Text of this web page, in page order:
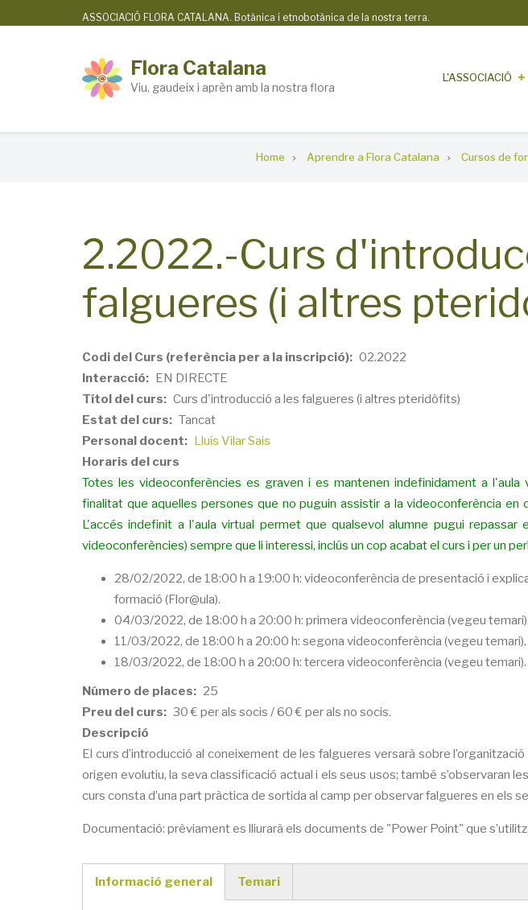
ASSOCIACIÓ FLORA CATALANA. Botànica i etnobotànica de la nostra terra.
Flora Catalana
Viu, gaudeix i aprèn amb la nostra flora
L'ASSOCIACIÓ
Home Aprendre a Flora Catalana Cursos de
2.2022.-Curs
falgueres (i altres
Codi del Curs (referència per a la inscripció)
02.2022
Interacció
EN DIRECTE
Títol del curs
Curs d'introducció a les falgueres (i altres pteridòfits)
Estat del curs
Tancat
Personal docent
Lluís Vilar Sais
Horaris del curs
Totes les videoconferències es graven i es mantenen indefinidament a l'aula
finalitat que aquelles persones que no puguin assistir a la videoconferència
L'accés indefinit a l'aula virtual permet que qualsevol alumne pugui
videoconferències) sempre que li interessi, inclús un cop acabat el curs i per un
28/02/2022, de 18:00 h a 19:00 h: videoconferència de presentació i
formació (Flor@ula).
04/03/2022, de 18:00 h a 20:00 h: primera videoconferència (vegeu temari).
11/03/2022, de 18:00 h a 20:00 h: segona videoconferència (vegeu temari).
18/03/2022, de 18:00 h a 20:00 h: tercera videoconferència (vegeu temari).
Número de places
25
Preu del curs
30 € per als socis / 60 € per als no socis.
Descripció
El curs d’introducció al coneixement de les falgueres versarà sobre
origen evolutiu, la seva classificació actual i els seus usos; també s’observaran
curs consta d’una part pràctica de sortida al camp per observar falgueres en els
Documentació: prèviament es lliurarà els documents de "Power Point" que
Informació general
Temari